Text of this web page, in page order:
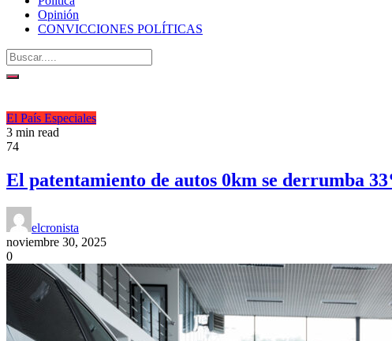
Opinión
CONVICCIONES POLÍTICAS
El País Especiales
3 min read
74
El patentamiento de autos 0km se derrumba
elcronista
noviembre 30, 2025
0